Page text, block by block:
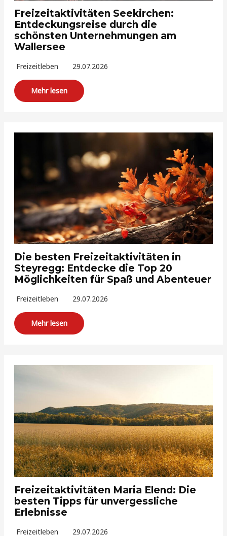
Freizeitaktivitäten Seekirchen:
Entdeckungsreise durch die
schönsten Unternehmungen am
Wallersee
Freizeitleben 29.07.2026
Mehr lesen
Die besten Freizeitaktivitäten in
Steyregg: Entdecke die Top 20
Möglichkeiten für Spaß und Abenteuer
Freizeitleben 29.07.2026
Mehr lesen
Freizeitaktivitäten Maria Elend: Die
besten Tipps für unvergessliche
Erlebnisse
Freizeitleben 29.07.2026